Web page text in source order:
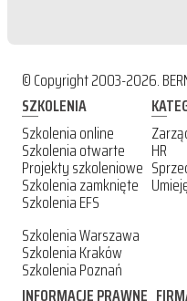
© Copyright 2003-2026.
SZKOLENIA
Szkolenia online
Szkolenia otwarte
Projekty szkoleniowe
Szkolenia zamknięte
Szkolenia EFS
Szkolenia Warszawa
Szkolenia Kraków
Szkolenia Poznań
HR
INFORMACJE PRAWNE